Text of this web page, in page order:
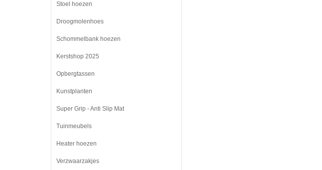
Stoel hoezen
Droogmolenhoes
Schommelbank hoezen
Kerstshop 2025
Opbergtassen
Kunstplanten
Super Grip - Anti Slip Mat
Tuinmeubels
Heater hoezen
Verzwaarzakjes